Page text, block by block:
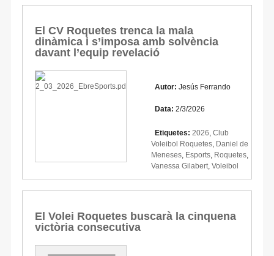
El CV Roquetes trenca la mala
dinàmica i s’imposa amb solvència
davant l’equip revelació
Autor: Jesús Ferrando
Data: 2/3/2026
Etiquetes: 2026 Club
Voleibol Roquetes Daniel de
Meneses Esports Roquetes
Vanessa Gilabert Voleibol
El Volei Roquetes buscarà la cinquena
victòria consecutiva